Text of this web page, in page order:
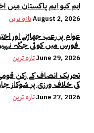
ایم کیو ایم پاکستان میں
تازہ ترینAugust 2, 2026
عوام پر رعب جھاڑنے اور
تازہ ترینJune 29, 2026
تحریک انصاف کے رکن
کی خلاف ورزی پر شوکاز
تازہ ترینJune 27, 2026